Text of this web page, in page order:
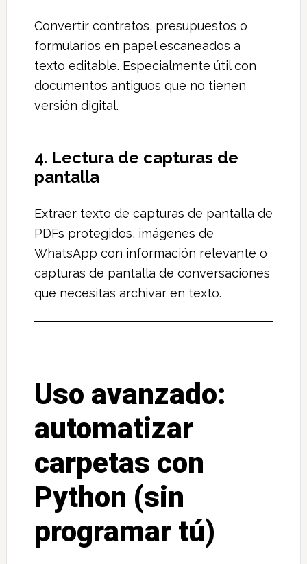
Convertir contratos, presupuestos o
formularios en papel escaneados a
texto editable. Especialmente útil con
documentos antiguos que no tienen
versión digital.
4. Lectura de capturas de
pantalla
Extraer texto de capturas de pantalla de
PDFs protegidos, imágenes de
WhatsApp con información relevante o
capturas de pantalla de conversaciones
que necesitas archivar en texto.
Uso avanzado:
automatizar
carpetas con
Python (sin
programar tú)